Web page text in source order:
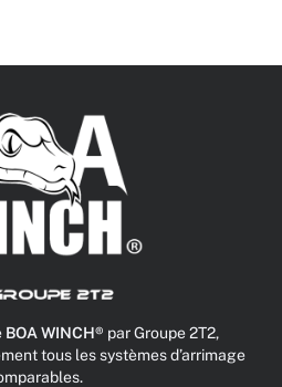
BOA WINCH® par Groupe 2T2,
tous les systèmes d’arrimage